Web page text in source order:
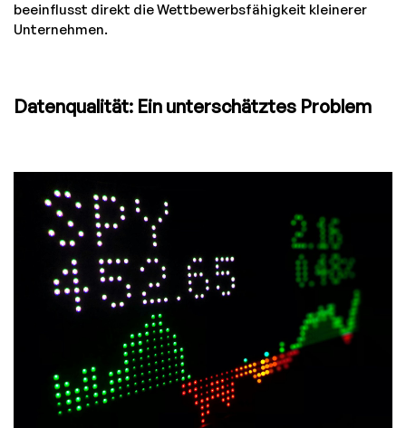
beeinflusst direkt die Wettbewerbsfähigkeit kleinerer
Unternehmen.
Datenqualität: Ein unterschätztes Problem